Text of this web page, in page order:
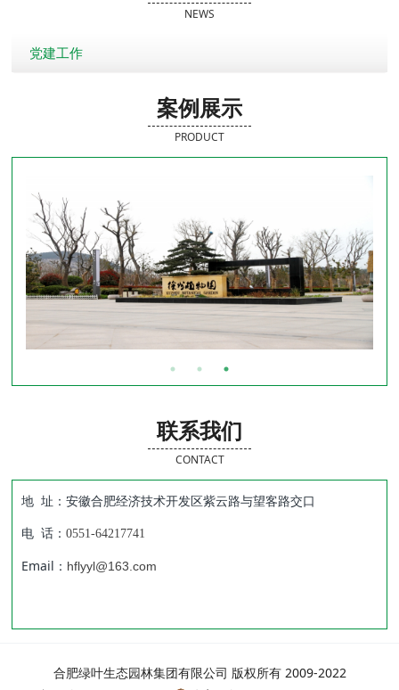
NEWS
党建工作
案例展示
PRODUCT
联系我们
CONTACT
地 址：安徽合肥经济技术开发区紫云路与望客路交口
电 话：0551-64217741
Email： hflyyl@163.com
合肥绿叶生态园林集团有限公司 版权所有 2009-2022